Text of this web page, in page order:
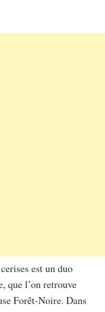
est un duo
que l’on retrouve
Forêt-Noire. Dans